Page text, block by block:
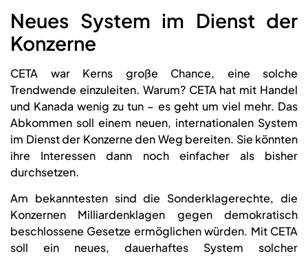
Neues System im Dienst der
Konzerne
CETA war Kerns große Chance, eine solche
Trendwende einzuleiten. Warum? CETA hat mit Handel
und Kanada wenig zu tun – es geht um viel mehr. Das
Abkommen soll einem neuen, internationalen System
im Dienst der Konzerne den Weg bereiten. Sie könnten
ihre Interessen dann noch einfacher als bisher
durchsetzen.
Am bekanntesten sind die Sonderklagerechte, die
Konzernen Milliardenklagen gegen demokratisch
beschlossene Gesetze ermöglichen würden. Mit CETA
soll ein neues, dauerhaftes System solcher